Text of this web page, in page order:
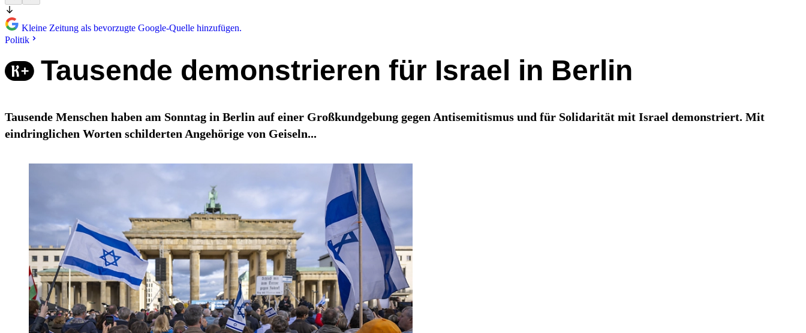
Kleine Zeitung als bevorzugte Google-Quelle hinzufügen.
Politik
Tausende demonstrieren für Israel in Berlin
Tausende Menschen haben am Sonntag in Berlin auf einer Großkundgebung gegen Antisemitismus und für Solidarität mit Israel demonstriert. Mit
eindringlichen Worten schilderten Angehörige von Geiseln...